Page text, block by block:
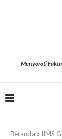
Menyoroti
Beranda » IIMS